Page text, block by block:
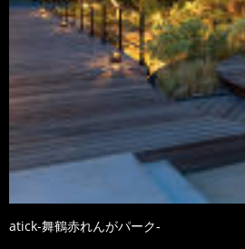
atick-舞鶴赤れんがパーク-